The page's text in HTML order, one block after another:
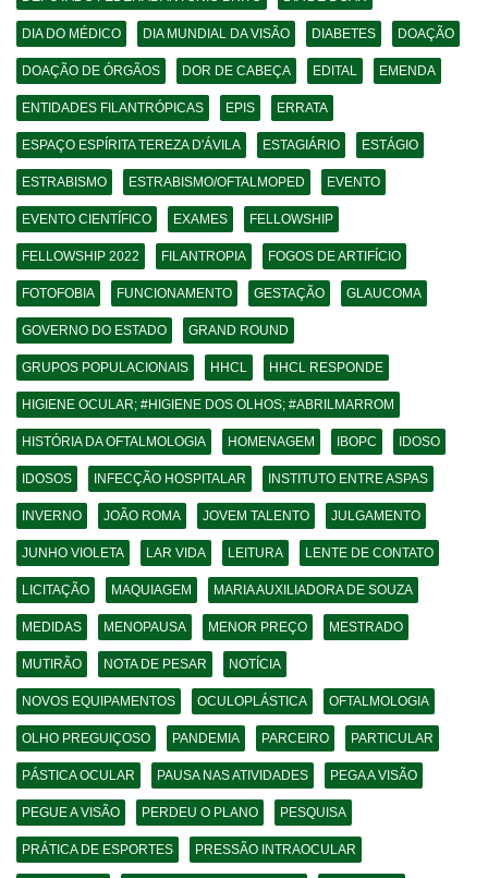
DIA DO MÉDICO DIA MUNDIAL DA VISÃO DIABETES DOAÇÃO
DOAÇÃO DE ÓRGÃOS DOR DE CABEÇA EDITAL EMENDA
ENTIDADES FILANTRÓPICAS EPIS ERRATA
ESPAÇO ESPÍRITA TEREZA D'ÁVILA ESTAGIÁRIO ESTÁGIO
ESTRABISMO ESTRABISMO/OFTALMOPED EVENTO
EVENTO CIENTÍFICO EXAMES FELLOWSHIP
FELLOWSHIP 2022 FILANTROPIA FOGOS DE ARTIFÍCIO
FOTOFOBIA FUNCIONAMENTO GESTAÇÃO GLAUCOMA
GOVERNO DO ESTADO GRAND ROUND
GRUPOS POPULACIONAIS HHCL HHCL RESPONDE
HIGIENE OCULAR; #HIGIENE DOS OLHOS; #ABRILMARROM
HISTÓRIA DA OFTALMOLOGIA HOMENAGEM IBOPC IDOSO
IDOSOS INFECÇÃO HOSPITALAR INSTITUTO ENTRE ASPAS
INVERNO JOÃO ROMA JOVEM TALENTO JULGAMENTO
JUNHO VIOLETA LAR VIDA LEITURA LENTE DE CONTATO
LICITAÇÃO MAQUIAGEM MARIA AUXILIADORA DE SOUZA
MEDIDAS MENOPAUSA MENOR PREÇO MESTRADO
MUTIRÃO NOTA DE PESAR NOTÍCIA
NOVOS EQUIPAMENTOS OCULOPLÁSTICA OFTALMOLOGIA
OLHO PREGUIÇOSO PANDEMIA PARCEIRO PARTICULAR
PÁSTICA OCULAR PAUSA NAS ATIVIDADES PEGA A VISÃO
PEGUE A VISÃO PERDEU O PLANO PESQUISA
PRÁTICA DE ESPORTES PRESSÃO INTRAOCULAR